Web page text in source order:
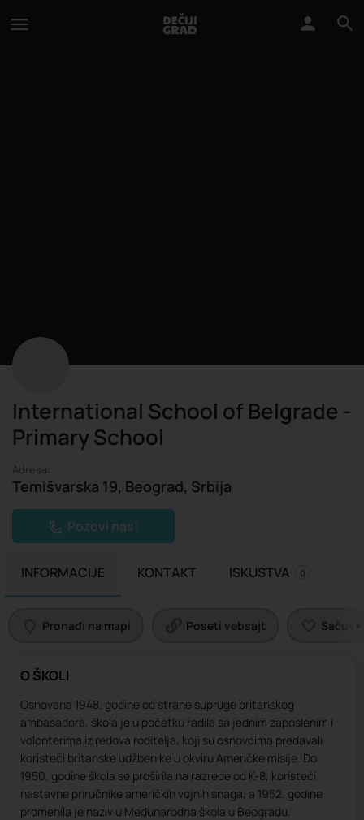
International School of Belgrade -
Primary School
Adresa:
Temišvarska 19, Beograd, Srbija
Pozovi nas!
INFORMACIJE KONTAKT ISKUSTVA 0
Pronađi na mapi Poseti vebsajt
O ŠKOLI
Osnovana 1948. godine od strane supruge britanskog
ambasadora, škola je u početku radila sa jednim zaposlenim i
volonterima iz redova roditelja, koji su osnovcima predavali
koristeći britanske udžbenike u okviru Američke misije. Do
1950. godine škola se proširila na razrede od K-8, koristeći
nastavne priručnike američkih vojnih snaga, a 1952. godine
promenila je naziv u Međunarodna škola u Beogradu.